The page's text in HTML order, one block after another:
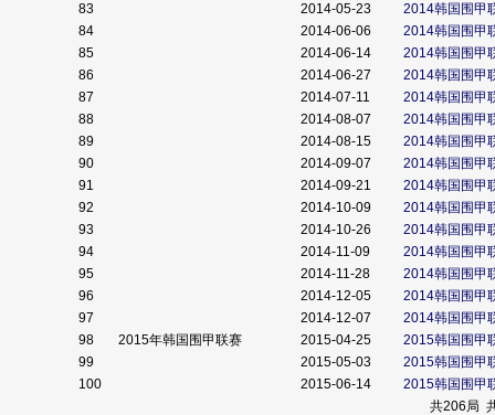
83
2014-05-23
2014韩国围甲
84
2014-06-06
2014韩国围甲
85
2014-06-14
2014韩国围甲
86
2014-06-27
2014韩国围甲
87
2014-07-11
2014韩国围甲
88
2014-08-07
2014韩国围甲
89
2014-08-15
2014韩国围甲
90
2014-09-07
2014韩国围甲
91
2014-09-21
2014韩国围甲
92
2014-10-09
2014韩国围甲
93
2014-10-26
2014韩国围甲
94
2014-11-09
2014韩国围甲
95
2014-11-28
2014韩国围甲
96
2014-12-05
2014韩国围甲
97
2014-12-07
2014韩国围甲
98
2015年韩国围甲联赛 2015-04-25
2015韩国围甲
99
2015-05-03
2015韩国围甲
100
2015-06-14
2015韩国围甲
共206局